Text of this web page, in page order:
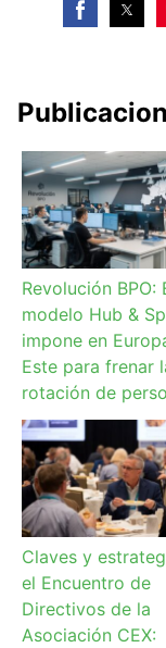
Revolución BPO:
modelo Hub &
impone en
Este para frenar
rotación de
Claves y
el Encuentro de
Directivos de la
Asociación CEX: